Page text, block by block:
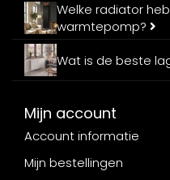
Welke radiator
warmtepomp?
Wat is de beste
Mijn account
Account informatie
Mijn bestellingen